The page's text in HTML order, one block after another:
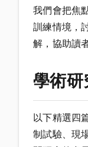
我們會把焦
訓練情境，
解，協助讀
學術
以下精選四
制試驗、現